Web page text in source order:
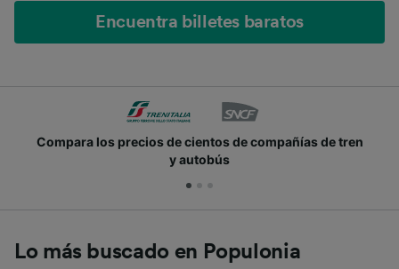
Encuentra billetes baratos
Compara los precios de cientos de compañías de tren
y autobús
Lo más buscado en Populonia